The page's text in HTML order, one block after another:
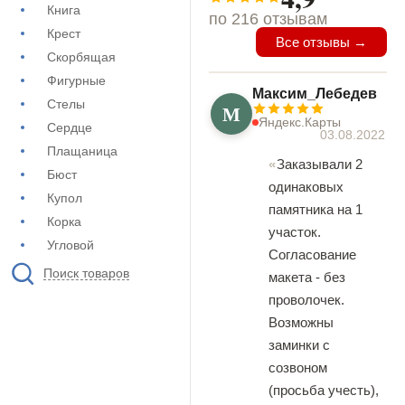
Книга
Крест
Скорбящая
Фигурные
Стелы
Сердце
Плащаница
Бюст
Купол
Корка
Угловой
Поиск товаров
по 216 отзывам
Все отзывы →
М
Максим_Лебедев
Яндекс.Карты
03.08.2022
Заказывали 2
одинаковых
памятника на 1
участок.
Согласование
макета - без
проволочек.
Возможны
заминки с
созвоном
(просьба учесть),